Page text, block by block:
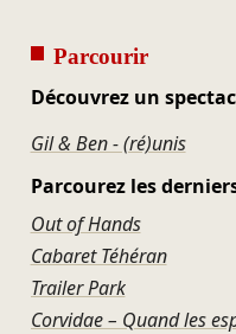
Parcourir
Découvrez un
Gil & Ben - (ré)unis
Parcourez les
Out of Hands
Cabaret Téhéran
Trailer Park
Corvidae – Quand les